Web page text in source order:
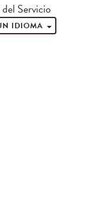
Servicio
IDIOMA